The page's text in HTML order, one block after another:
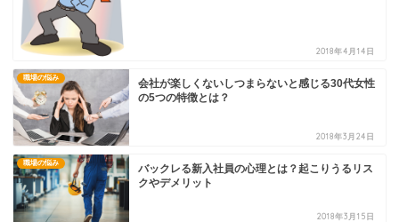
2018年4月14日
職場の悩み
会社が楽しくないしつまらないと感じる30代女性
の5つの特徴とは？
2018年3月24日
職場の悩み
バックレる新入社員の心理とは？起こりうるリス
クやデメリット
2018年3月15日